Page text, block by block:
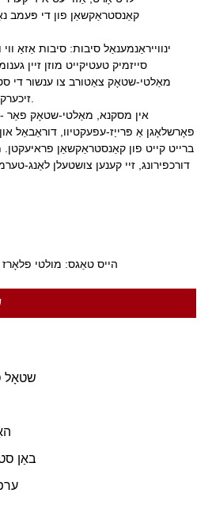
קאַנסטראַקשאַן פון די פּעמב
ינווייראַנמענאַל סיבות: סיבות אַזאַ
סייזמיק טעטיקייט מוזן זיין
מאַלטי-שטאָק צאַטורב צו ענשור די
אין מסקנא, מאַלטי-שטאָק פאַר -
פאָרשלאָגן אַ פּרייַז-עפעקטיוו, דוראַבאַל
ברייט קייט פון קאַנסטראַקשאַן פראיעקטן.
דורכפירונג, זיי קענען צושטעלן לאַנג-
הייס טאַגס: מולטי
שטאָל
באַן